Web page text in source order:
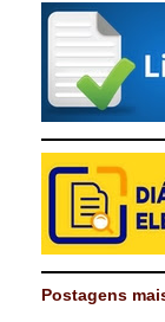
Postagens